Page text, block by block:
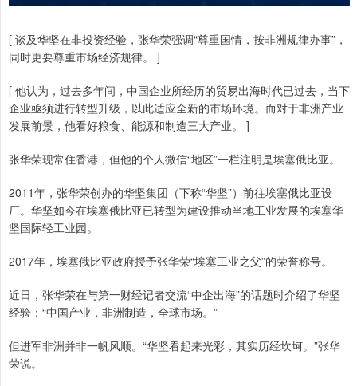
[ 谈及华坚在非投资经验，张华荣强调“尊重国情，按非洲规律办事”，
同时更要尊重市场经济规律。 ]
[ 他认为，过去多年间，中国企业所经历的贸易出海时代已过去，当下
企业亟须进行转型升级，以此适应全新的市场环境。而对于非洲产业
发展前景，他看好粮食、能源和制造三大产业。 ]
张华荣现常住香港，但他的个人微信“地区”一栏注明是埃塞俄比亚。
2011年，张华荣创办的华坚集团（下称“华坚”）前往埃塞俄比亚设
厂。华坚如今在埃塞俄比亚已转型为建设推动当地工业发展的埃塞华
坚国际轻工业园。
2017年，埃塞俄比亚政府授予张华荣“埃塞工业之父”的荣誉称号。
近日，张华荣在与第一财经记者交流“中企出海”的话题时介绍了华坚
经验：“中国产业，非洲制造，全球市场。”
但进军非洲并非一帆风顺。“华坚看起来光彩，其实历经坎坷。”张华
荣说。